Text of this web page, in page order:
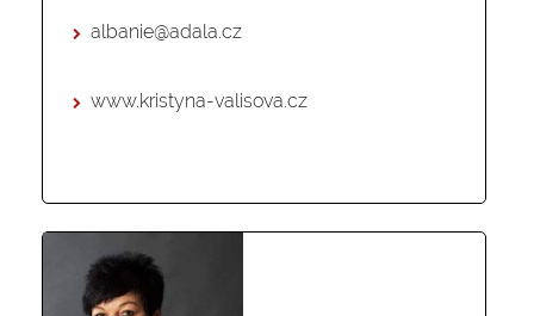
albanie@adala.cz
www.kristyna-valisova.cz